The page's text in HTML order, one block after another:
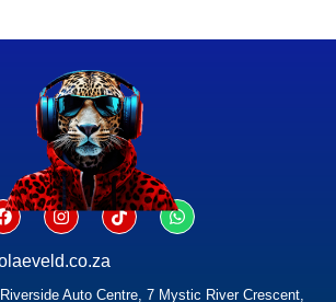
Auto Centre, 7 Mystic River Crescent,